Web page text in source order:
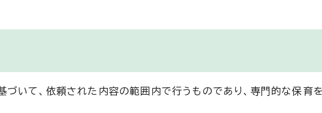
づいて、依頼された内容の範囲内で行うものであり、専門的な保育